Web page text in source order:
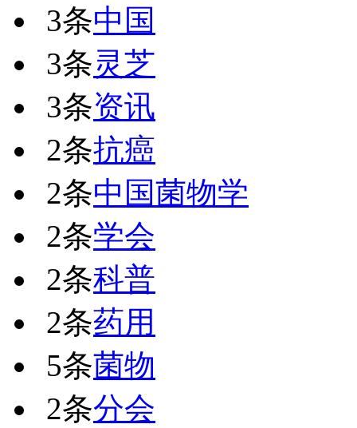
3条中国
3条灵芝
3条资讯
2条抗癌
2条中国菌物学
2条学会
2条科普
2条药用
5条菌物
2条分会